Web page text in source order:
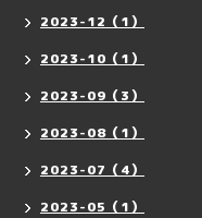
2023-12（1）
2023-10（1）
2023-09（3）
2023-08（1）
2023-07（4）
2023-05（1）